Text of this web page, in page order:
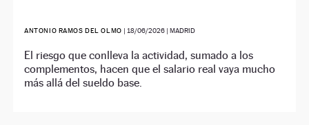
ANTONIO RAMOS DEL OLMO | 18/06/2026| MADRID
El riesgo que conlleva la actividad, sumado a los
complementos, hacen que el salario real vaya mucho
más allá del sueldo base.